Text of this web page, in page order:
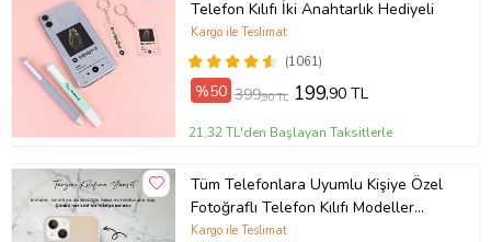
Telefon Kılıfı İki Anahtarlık Hediyeli
(1061)
Kargo ile Teslimat
%50 399,90 TL 199,90 TL
21,32 TL'den Başlayan Taksitlerle
Tüm Telefonlara Uyumlu Kişiye Özel
Fotoğraflı Telefon Kılıfı Modeller
Açıklamada
Kargo ile Teslimat